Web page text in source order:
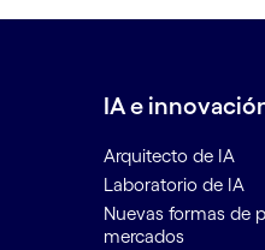
IA e
Arquitecto de IA
Laboratorio de IA
Nuevas formas de
mercados